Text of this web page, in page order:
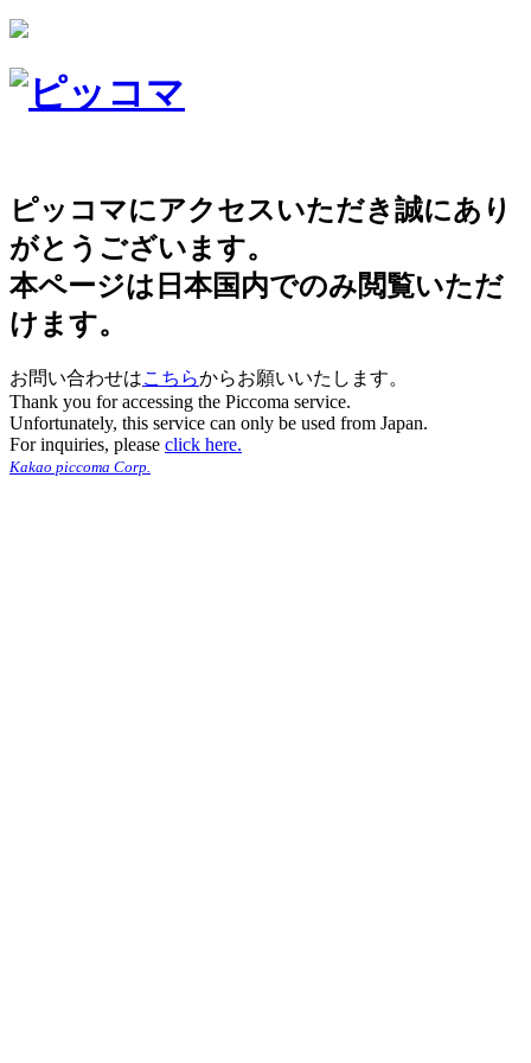
ピッコマにアクセスいただき誠にあり
がとうございます。
本ページは日本国内でのみ閲覧いただ
けます。
お問い合わせはこちらからお願いいたします。
Thank you for accessing the Piccoma service.
Unfortunately, this service can only be used from Japan.
For inquiries, please click here.
Kakao piccoma Corp.